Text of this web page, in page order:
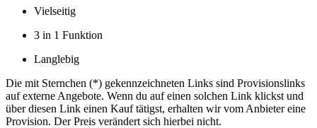
Vielseitig
3 in 1 Funktion
Langlebig
Die mit Sternchen (*) gekennzeichneten Links sind Provisionslinks
auf externe Angebote. Wenn du auf einen solchen Link klickst und
über diesen Link einen Kauf tätigst, erhalten wir vom Anbieter eine
Provision. Der Preis verändert sich hierbei nicht.